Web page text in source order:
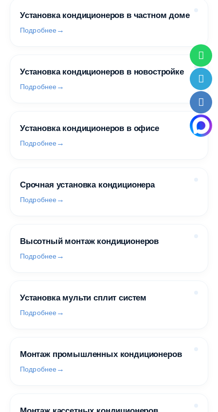
Установка кондиционеров в частном доме
Подробнее
Установка кондиционеров в новостройке
Подробнее
Установка кондиционеров в офисе
Подробнее
Срочная установка кондиционера
Подробнее
Высотный монтаж кондиционеров
Подробнее
Установка мульти сплит систем
Подробнее
Монтаж промышленных кондиционеров
Подробнее